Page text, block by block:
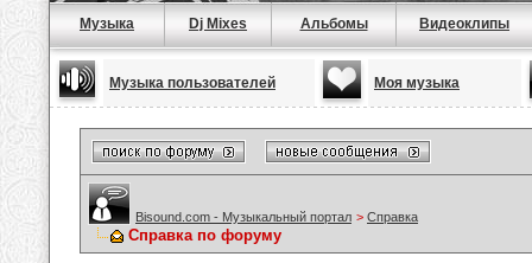
Музыка Dj Mixes Альбомы Видеоклипы
Музыка пользователей Моя музыка
Bisound.com - Музыкальный портал > Справка
Справка по форуму